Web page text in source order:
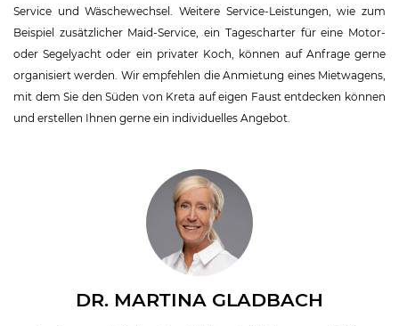
Service und Wäschewechsel. Weitere Service-Leistungen, wie zum
Beispiel zusätzlicher Maid-Service, ein Tagescharter für eine Motor-
oder Segelyacht oder ein privater Koch, können auf Anfrage gerne
organisiert werden. Wir empfehlen die Anmietung eines Mietwagens,
mit dem Sie den Süden von Kreta auf eigen Faust entdecken können
und erstellen Ihnen gerne ein individuelles Angebot.
DR. MARTINA GLADBACH